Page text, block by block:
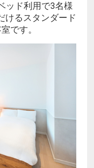
ッド利用で3名様
けるスタンダード
です。